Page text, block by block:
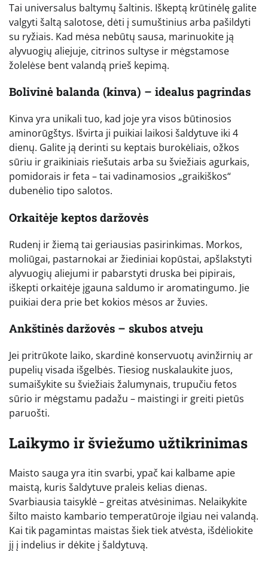
Tai universalus baltymų šaltinis. Iškeptą krūtinėlę galite
valgyti šaltą salotose, dėti į sumuštinius arba pašildyti
su ryžiais. Kad mėsa nebūtų sausa, marinuokite ją
alyvuogių aliejuje, citrinos sultyse ir mėgstamose
žolelėse bent valandą prieš kepimą.
Bolivinė balanda (kinva) – idealus pagrindas
Kinva yra unikali tuo, kad joje yra visos būtinosios
aminorūgštys. Išvirta ji puikiai laikosi šaldytuve iki 4
dienų. Galite ją derinti su keptais burokėliais, ožkos
sūriu ir graikiniais riešutais arba su šviežiais agurkais,
pomidorais ir feta – tai vadinamosios „graikiškos“
dubenėlio tipo salotos.
Orkaitėje keptos daržovės
Rudenį ir žiemą tai geriausias pasirinkimas. Morkos,
moliūgai, pastarnokai ar žiediniai kopūstai, apšlakstyti
alyvuogių aliejumi ir pabarstyti druska bei pipirais,
iškepti orkaitėje įgauna saldumo ir aromatingumo. Jie
puikiai dera prie bet kokios mėsos ar žuvies.
Ankštinės daržovės – skubos atveju
Jei pritrūkote laiko, skardinė konservuotų avinžirnių ar
pupelių visada išgelbės. Tiesiog nuskalaukite juos,
sumaišykite su šviežiais žalumynais, trupučiu fetos
sūrio ir mėgstamu padažu – maistingi ir greiti pietūs
paruošti.
Laikymo ir šviežumo užtikrinimas
Maisto sauga yra itin svarbi, ypač kai kalbame apie
maistą, kuris šaldytuve praleis kelias dienas.
Svarbiausia taisyklė – greitas atvėsinimas. Nelaikykite
šilto maisto kambario temperatūroje ilgiau nei valandą.
Kai tik pagamintas maistas šiek tiek atvėsta, išdėliokite
jį į indelius ir dėkite į šaldytuvą.